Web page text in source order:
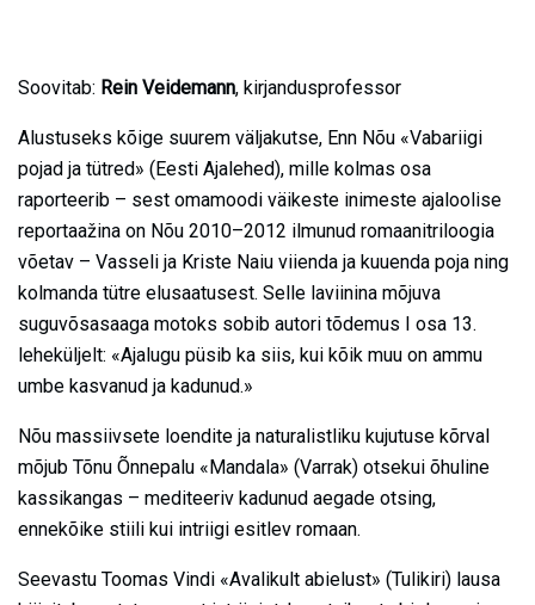
Soovitab: Rein Veidemann, kirjandusprofessor
Alustuseks kõige suurem väljakutse, Enn Nõu «Vabariigi
pojad ja tütred» (Eesti Ajalehed), mille kolmas osa
raporteerib – sest omamoodi väikeste inimeste ajaloolise
reportaažina on Nõu 2010–2012 ilmunud romaanitriloogia
võetav – Vasseli ja Kriste Naiu viienda ja kuuenda poja ning
kolmanda tütre elusaatusest. Selle laviinina mõjuva
suguvõsasaaga motoks sobib autori tõdemus I osa 13.
leheküljelt: «Ajalugu püsib ka siis, kui kõik muu on ammu
umbe kasvanud ja kadunud.»
Nõu massiivsete loendite ja naturalistliku kujutuse kõrval
mõjub Tõnu Õnnepalu «Mandala» (Varrak) otsekui õhuline
kassikangas – mediteeriv kadunud aegade otsing,
ennekõike stiili kui intriigi esitlev romaan.
Seevastu Toomas Vindi «Avalikult abielust» (Tulikiri) lausa